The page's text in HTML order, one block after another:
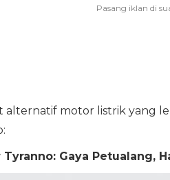
alternatif motor listrik yang
Gaya Petualang,